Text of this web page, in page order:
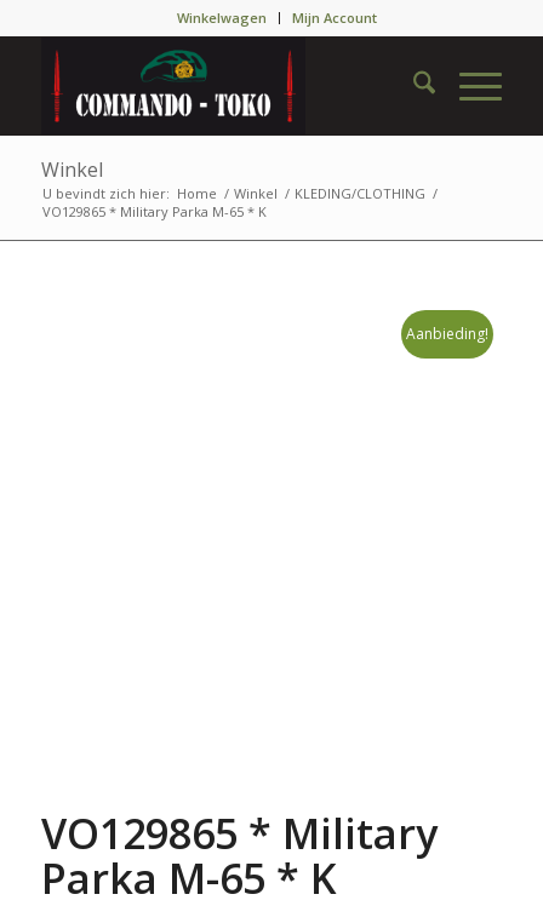
Winkelwagen Mijn Account
Winkel
U bevindt zich hier: Home / Winkel / KLEDING/CLOTHING /
VO129865 * Military Parka M-65 * K
Aanbieding!
VO129865 * Military
Parka M-65 * K